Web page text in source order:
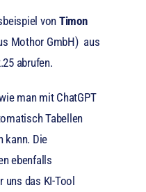
von Timon
Mothor GmbH) aus
abrufen.
man mit ChatGPT
Tabellen
kann. Die
ebenfalls
das KI-Tool